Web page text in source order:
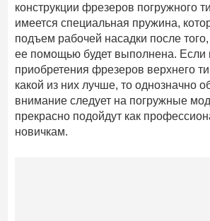
конструкции фрезеров погружного
имеется специальная пружина,
подъем рабочей насадки после того,
ее помощью будет выполнена. Если
приобретения фрезеров верхнего
какой из них лучше, то однозначно
внимание следует на погружные
прекрасно подойдут как
новичкам.